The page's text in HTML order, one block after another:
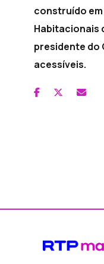
construído
Habitacionais
presidente do
acessíveis.